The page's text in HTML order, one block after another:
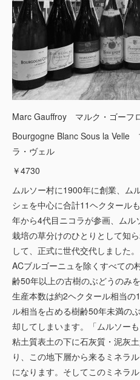
Marc Gauffroy マルク・ゴーフ
Bourgogne Blanc Sous la Velle
ラ・ヴェル
￥4730
ムルソー村に1900年に創業、ム
シェを中心に合計11ヘクタール
年から4代目ニコラが参画、ム
栽培の草分けのひとりとして知
して、正式に世代交代しました
ACブルゴーニュを除くすべての
齢50年以上の古樹のぶどうのみ
生産本数は約2ヘクタール相当
ル相当を占める樹齢50年未満の
却してしまいます。「ムルソー
粘土質表土の下に石灰質・泥灰
り、この地下層から来るミネラ
になります。そしてこのミネラ